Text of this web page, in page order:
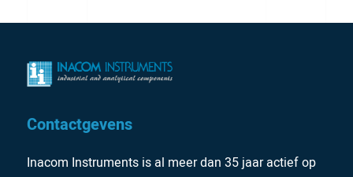
Contactgevens
Inacom Instruments is al meer dan 35 jaar actief op